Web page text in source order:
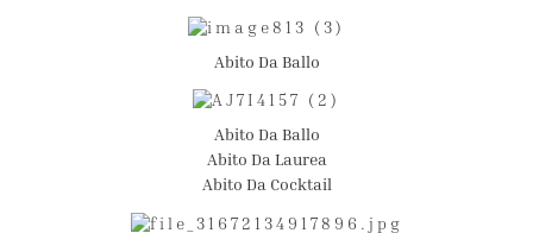
Abito Da Ballo
Abito Da Ballo
Abito Da Laurea
Abito Da Cocktail